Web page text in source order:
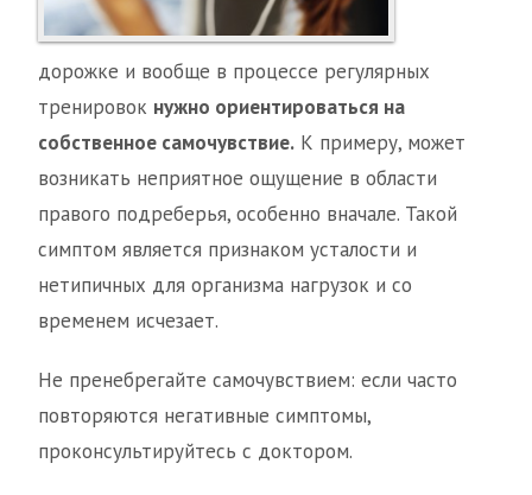
дорожке и вообще в процессе регулярных
тренировок нужно ориентироваться на
собственное самочувствие. К примеру, может
возникать неприятное ощущение в области
правого подреберья, особенно вначале. Такой
симптом является признаком усталости и
нетипичных для организма нагрузок и со
временем исчезает.
Не пренебрегайте самочувствием: если часто
повторяются негативные симптомы,
проконсультируйтесь с доктором.